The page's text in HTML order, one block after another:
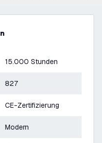
15.000 Stunden
827
CE-Zertifizierung
Modern